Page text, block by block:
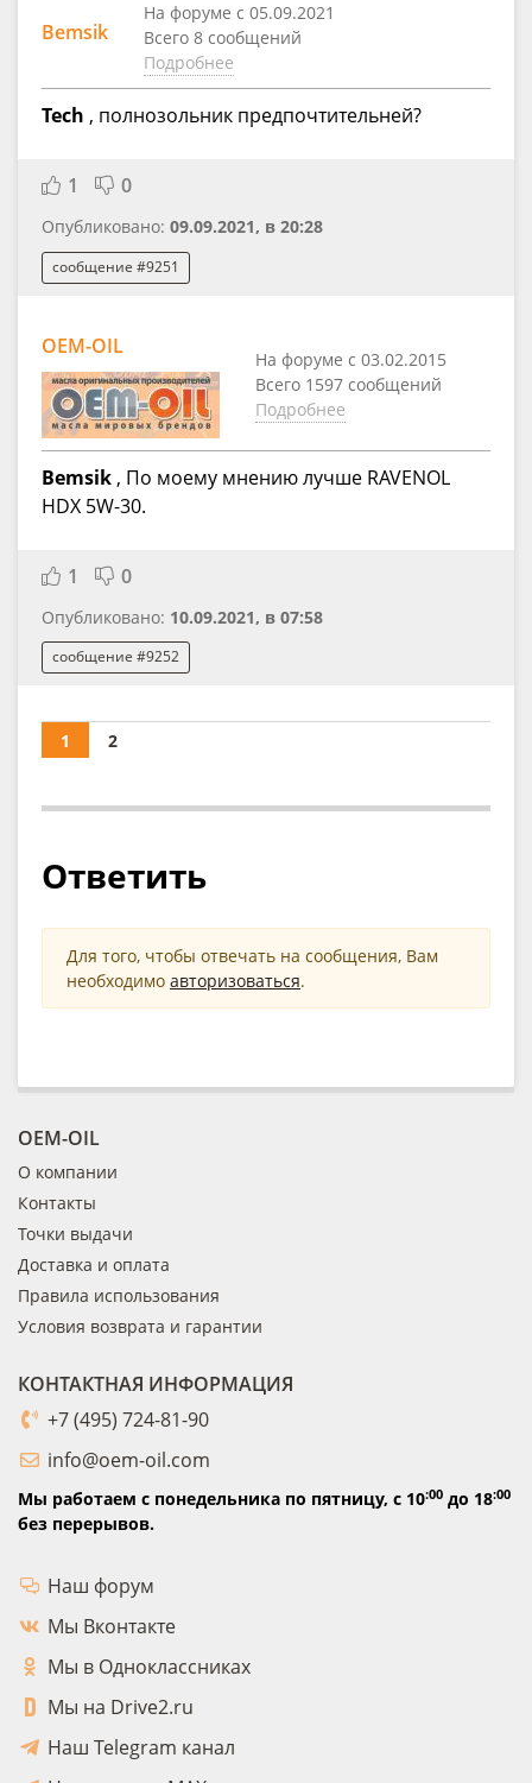
Bemsik
На форуме с 05.09.2021
Всего 8 сообщений
Подробнее
Tech , полнозольник предпочтительней?
1 0
Опубликовано: 09.09.2021, в 20:28
сообщение #9251
OEM-OIL
На форуме с 03.02.2015
Всего 1597 сообщений
Подробнее
Bemsik , По моему мнению лучше RAVENOL
HDX 5W-30.
1 0
Опубликовано: 10.09.2021, в 07:58
сообщение #9252
1 2
Ответить
Для того, чтобы отвечать на сообщения, Вам
необходимо авторизоваться.
OEM-OIL
О компании
Контакты
Точки выдачи
Доставка и оплата
Правила использования
Условия возврата и гарантии
КОНТАКТНАЯ ИНФОРМАЦИЯ
+7 (495) 724-81-90
info@oem-oil.com
Мы работаем с понедельника по пятницу, с 10:00 до 18:00
без перерывов.
Наш форум
Мы Вконтакте
Мы в Одноклассниках
Мы на Drive2.ru
Наш Telegram канал